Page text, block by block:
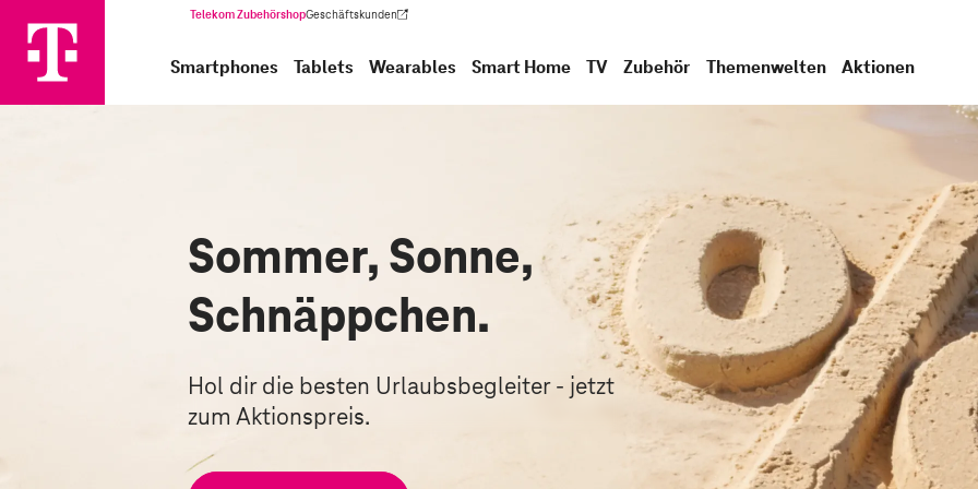
Telekom ZubehörshopGeschäftskunden
(Wird in einem neuen Tab geöffnet)
Smartphones Tablets Wearables Smart Home TV Zubehör Themenwelten Aktionen
Sommer, Sonne,
Schnäppchen.
Hol dir die besten Urlaubsbegleiter - jetzt
zum Aktionspreis.